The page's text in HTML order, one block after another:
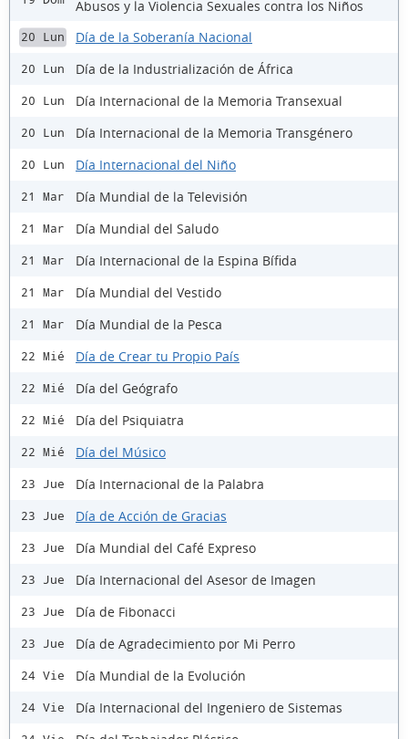
Abusos y la Violencia Sexuales contra los Niños
20 Lun Día de la Soberanía Nacional
20 Lun Día de la Industrialización de África
20 Lun Día Internacional de la Memoria Transexual
20 Lun Día Internacional de la Memoria Transgénero
20 Lun Día Internacional del Niño
21 Mar Día Mundial de la Televisión
21 Mar Día Mundial del Saludo
21 Mar Día Internacional de la Espina Bífida
21 Mar Día Mundial del Vestido
21 Mar Día Mundial de la Pesca
22 Mié Día de Crear tu Propio País
22 Mié Día del Geógrafo
22 Mié Día del Psiquiatra
22 Mié Día del Músico
23 Jue Día Internacional de la Palabra
23 Jue Día de Acción de Gracias
23 Jue Día Mundial del Café Expreso
23 Jue Día Internacional del Asesor de Imagen
23 Jue Día de Fibonacci
23 Jue Día de Agradecimiento por Mi Perro
24 Vie Día Mundial de la Evolución
24 Vie Día Internacional del Ingeniero de Sistemas